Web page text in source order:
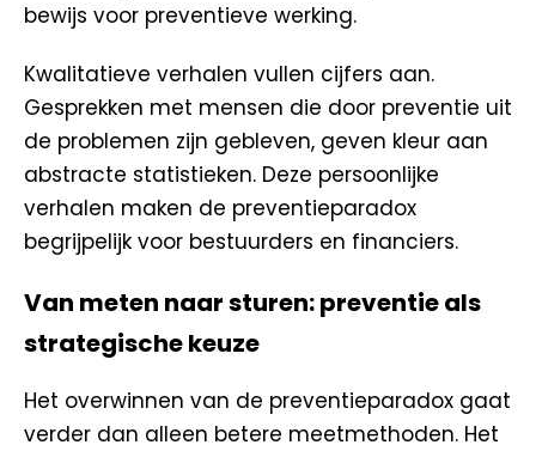
bewijs voor preventieve werking.
Kwalitatieve verhalen vullen cijfers aan.
Gesprekken met mensen die door preventie uit
de problemen zijn gebleven, geven kleur aan
abstracte statistieken. Deze persoonlijke
verhalen maken de preventieparadox
begrijpelijk voor bestuurders en financiers.
Van meten naar sturen: preventie als
strategische keuze
Het overwinnen van de preventieparadox gaat
verder dan alleen betere meetmethoden. Het